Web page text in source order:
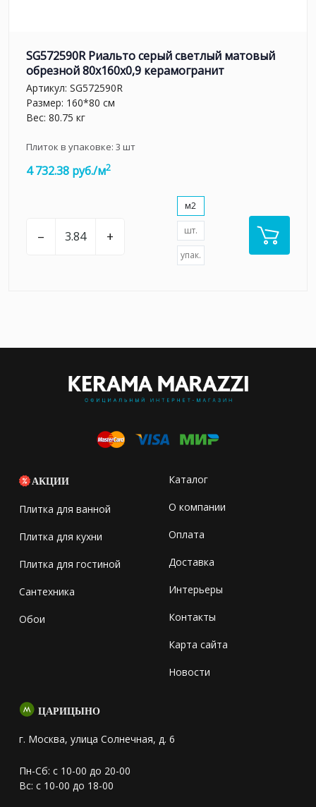
SG572590R Риальто серый светлый матовый
обрезной 80x160x0,9 керамогранит
Артикул: SG572590R
Размер: 160*80 см
Вес: 80.75 кг
Плиток в упаковке: 3 шт
4 732.38 руб./м2
– +
м2
шт.
упак.
АКЦИИ
Плитка для ванной
Плитка для кухни
Плитка для гостиной
Сантехника
Обои
Каталог
О компании
Оплата
Доставка
Интерьеры
Контакты
Карта сайта
Новости
ЦАРИЦЫНО
г. Москва, улица Солнечная, д. 6
Пн-Сб: с 10-00 до 20-00
Вс: с 10-00 до 18-00